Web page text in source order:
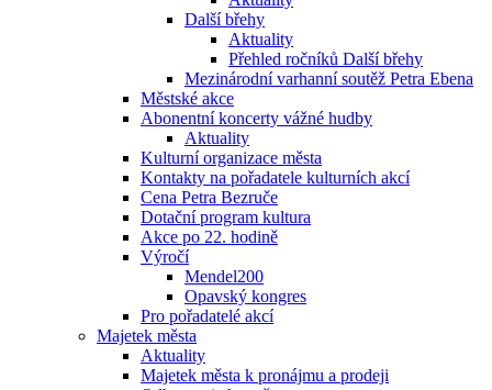
Další břehy
Aktuality
Přehled ročníků Další břehy
Mezinárodní varhanní soutěž Petra Ebena
Městské akce
Abonentní koncerty vážné hudby
Aktuality
Kulturní organizace města
Kontakty na pořadatele kulturních akcí
Cena Petra Bezruče
Dotační program kultura
Akce po 22. hodině
Výročí
Mendel200
Opavský kongres
Pro pořadatelé akcí
Majetek města
Aktuality
Majetek města k pronájmu a prodeji